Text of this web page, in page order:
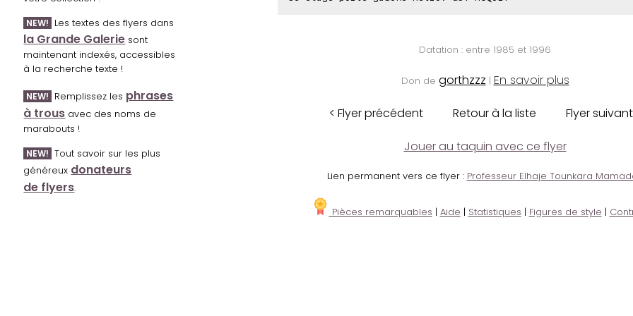
NEW! Les textes des flyers dans
la Grande Galerie sont
maintenant indexés, accessibles
à la recherche texte !
NEW! Remplissez les phrases
à trous avec des noms de
marabouts !
NEW! Tout savoir sur les plus
généreux donateurs
de flyers.
Datation : entre 1985 et 1996
Don de gorthzzz | En savoir plus
< Flyer précédent Retour à la liste Flyer
Jouer au taquin avec ce flyer
Lien permanent vers ce flyer : Professeur Elhaje Tounkara
Pièces remarquables | Aide | Statistiques | Figures de style |